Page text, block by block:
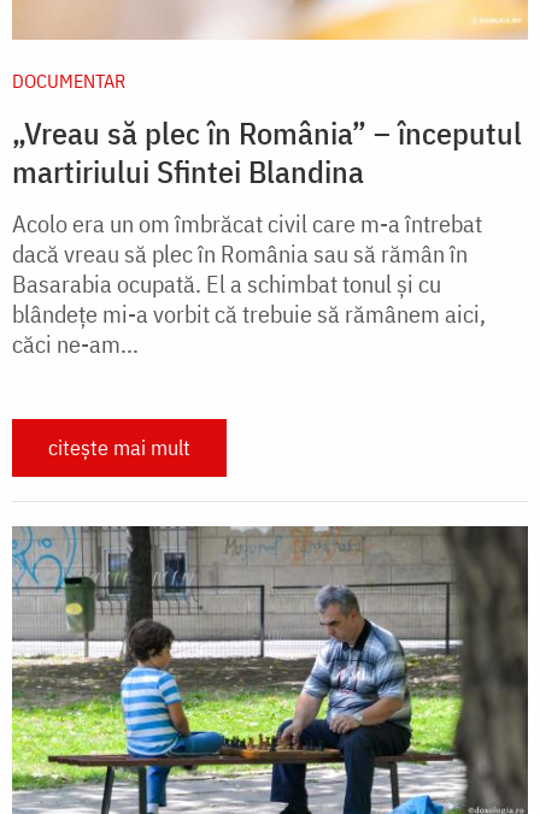
DOCUMENTAR
„Vreau să plec în România” – începutul
martiriului Sfintei Blandina
Acolo era un om îmbrăcat civil care m-a întrebat
dacă vreau să plec în România sau să rămân în
Basarabia ocupată. El a schimbat tonul şi cu
blândeţe mi-a vorbit că trebuie să rămânem aici,
căci ne-am...
citește mai mult